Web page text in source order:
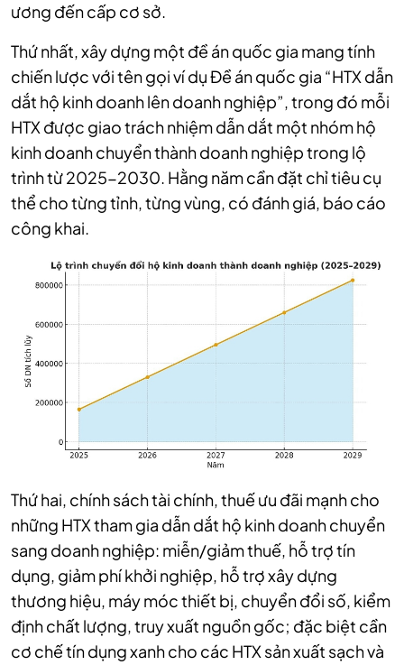
ương đến cấp cơ sở.
Thứ nhất, xây dựng một đề án quốc gia mang tính
chiến lược với tên gọi ví dụ Đề án quốc gia “HTX dẫn
dắt hộ kinh doanh lên doanh nghiệp”, trong đó mỗi
HTX được giao trách nhiệm dẫn dắt một nhóm hộ
kinh doanh chuyển thành doanh nghiệp trong lộ
trình từ 2025-2030. Hằng năm cần đặt chỉ tiêu cụ
thể cho từng tỉnh, từng vùng, có đánh giá, báo cáo
công khai.
Thứ hai, chính sách tài chính, thuế ưu đãi mạnh cho
những HTX tham gia dẫn dắt hộ kinh doanh chuyển
sang doanh nghiệp: miễn/giảm thuế, hỗ trợ tín
dụng, giảm phí khởi nghiệp, hỗ trợ xây dựng
thương hiệu, máy móc thiết bị, chuyển đổi số, kiểm
định chất lượng, truy xuất nguồn gốc; đặc biệt cần
cơ chế tín dụng xanh cho các HTX sản xuất sạch và